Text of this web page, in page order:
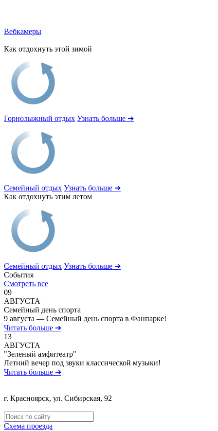
Вебкамеры
Как отдохнуть этой зимой
Горнолыжный отдых Узнать больше ➔
Семейный отдых Узнать больше ➔
Как отдохнуть этим летом
Семейный отдых Узнать больше ➔
События
Смотреть все
09
АВГУСТА
Семейный день спорта
9 августа — Семейный день спорта в Фанпарке!
Читать больше ➔
13
АВГУСТА
"Зеленый амфитеатр"
Летний вечер под звуки классической музыки!
Читать больше ➔
г. Красноярск, ул. Сибирская, 92
Схема проезда